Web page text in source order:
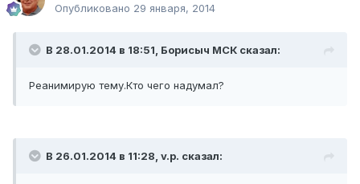
Опубликовано 29 января, 2014
В 28.01.2014 в 18:51, Борисыч МСК сказал:
Реанимирую тему.Кто чего надумал?
В 26.01.2014 в 11:28, v.p. сказал: